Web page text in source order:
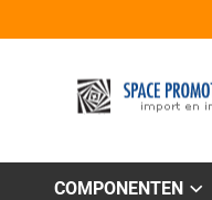
COMPONENTEN